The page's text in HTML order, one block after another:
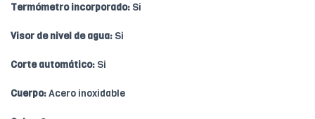
Termómetro incorporado: Si
Visor de nivel de agua: Si
Corte automático: Si
Cuerpo:Acero inoxidable